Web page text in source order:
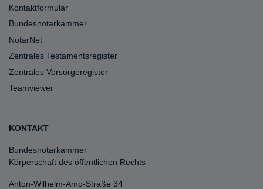
Kontaktformular
Bundesnotarkammer
NotarNet
Zentrales Testamentsregister
Zentrales Vorsorgeregister
Teamviewer
KONTAKT
Bundesnotarkammer
Körperschaft des öffentlichen Rechts
Anton-Wilhelm-Amo-Straße 34